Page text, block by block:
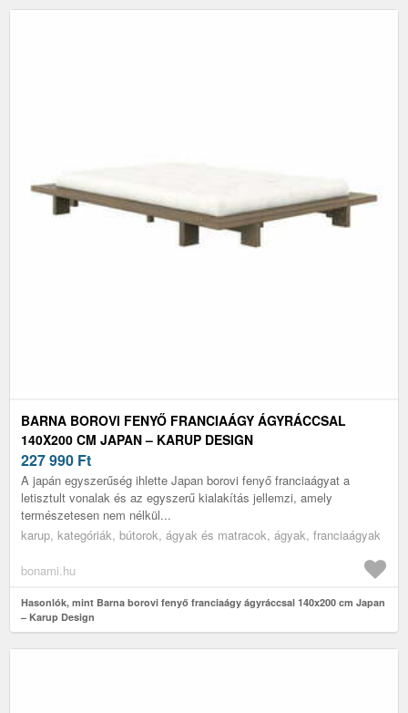
BARNA BOROVI FENYŐ FRANCIAÁGY ÁGYRÁCCSAL
140X200 CM JAPAN – KARUP DESIGN
227 990 Ft
A japán egyszerűség ihlette Japan borovi fenyő franciaágyat a
letisztult vonalak és az egyszerű kialakítás jellemzi, amely
természetesen nem nélkül...
karup, kategóriák, bútorok, ágyak és matracok, ágyak, franciaágyak
bonami.hu
Hasonlók, mint Barna borovi fenyő franciaágy ágyráccsal 140x200 cm Japan
– Karup Design